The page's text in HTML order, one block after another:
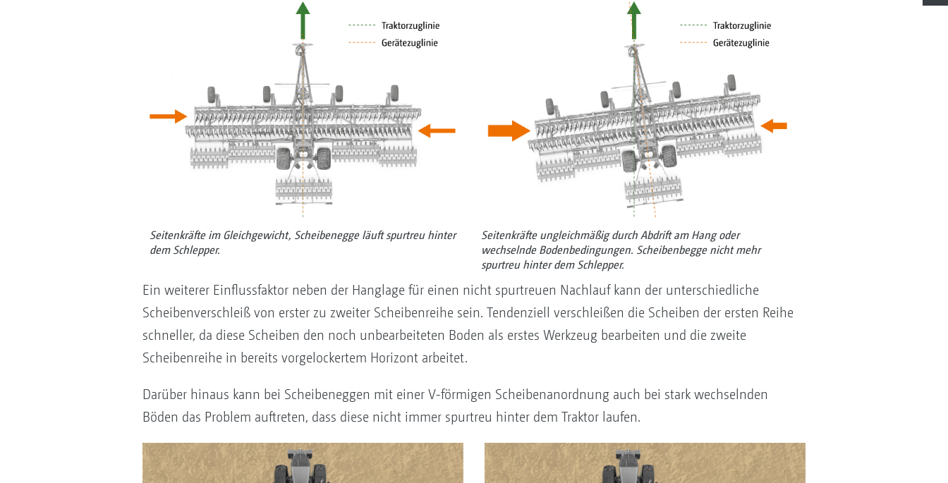
Seitenkräfte im Gleichgewicht, Scheibenegge läuft spurtreu hinter
dem Schlepper.
Seitenkräfte ungleichmäßig durch Abdrift am Hang oder
wechselnde Bodenbedingungen. Scheibenbegge nicht mehr
spurtreu hinter dem Schlepper.
Ein weiterer Einflussfaktor neben der Hanglage für einen nicht spurtreuen Nachlauf kann der unterschiedliche
Scheibenverschleiß von erster zu zweiter Scheibenreihe sein. Tendenziell verschleißen die Scheiben der ersten Reihe
schneller, da diese Scheiben den noch unbearbeiteten Boden als erstes Werkzeug bearbeiten und die zweite
Scheibenreihe in bereits vorgelockertem Horizont arbeitet.
Darüber hinaus kann bei Scheibeneggen mit einer V-förmigen Scheibenanordnung auch bei stark wechselnden
Böden das Problem auftreten, dass diese nicht immer spurtreu hinter dem Traktor laufen.